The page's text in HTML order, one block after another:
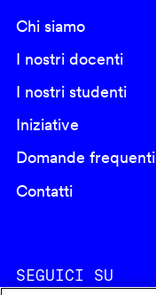
Chi siamo
I nostri docenti
I nostri studenti
Iniziative
Domande frequenti
Contatti
SEGUICI SU